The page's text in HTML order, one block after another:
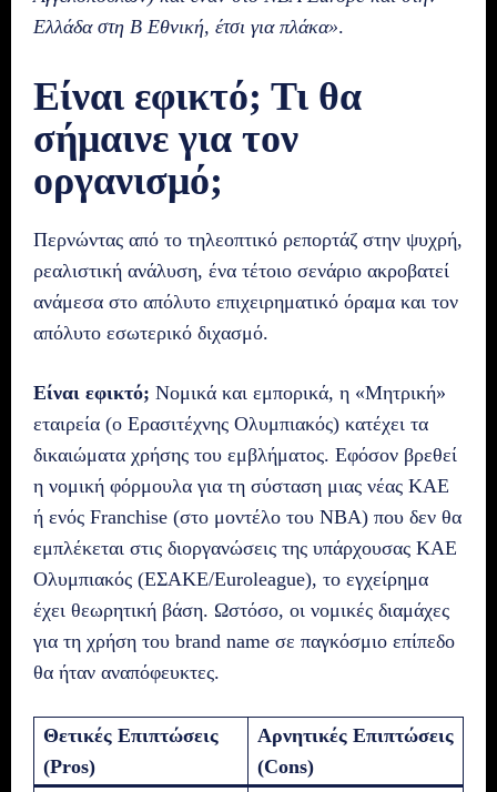
Ελλάδα στη Β Εθνική, έτσι για πλάκα».
Είναι εφικτό; Τι θα
σήμαινε για τον
οργανισμό;
Περνώντας από το τηλεοπτικό ρεπορτάζ στην ψυχρή,
ρεαλιστική ανάλυση, ένα τέτοιο σενάριο ακροβατεί
ανάμεσα στο απόλυτο επιχειρηματικό όραμα και τον
απόλυτο εσωτερικό διχασμό.
Είναι εφικτό; Νομικά και εμπορικά, η «Μητρική»
εταιρεία (ο Ερασιτέχνης Ολυμπιακός) κατέχει τα
δικαιώματα χρήσης του εμβλήματος. Εφόσον βρεθεί
η νομική φόρμουλα για τη σύσταση μιας νέας ΚΑΕ
ή ενός Franchise (στο μοντέλο του NBA) που δεν θα
εμπλέκεται στις διοργανώσεις της υπάρχουσας ΚΑΕ
Ολυμπιακός (ΕΣΑΚΕ/Euroleague), το εγχείρημα
έχει θεωρητική βάση. Ωστόσο, οι νομικές διαμάχες
για τη χρήση του brand name σε παγκόσμιο επίπεδο
θα ήταν αναπόφευκτες.
Θετικές Επιπτώσεις
(Pros)
Αρνητικές Επιπτώσεις
(Cons)